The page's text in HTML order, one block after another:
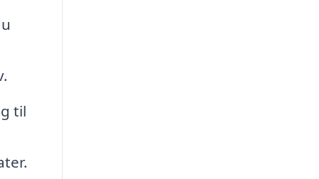
til